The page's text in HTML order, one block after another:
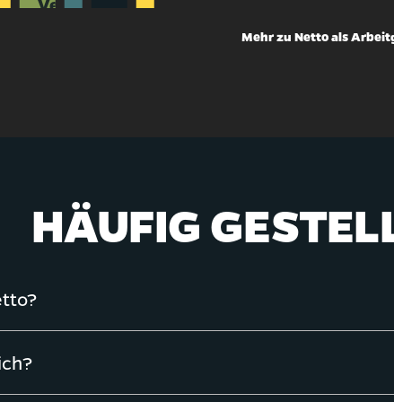
Verlässlich­
Mehr zu Netto als
HÄUFIG